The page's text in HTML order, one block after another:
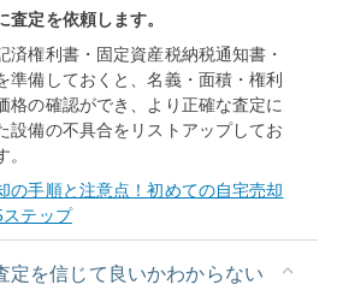
査定を依頼します。
済権利書・固定資産税納税通知書・
準備しておくと、名義・面積・権利
格の確認ができ、より正確な査定に
設備の不具合をリストアップしてお
の手順と注意点！初めての自宅売却
テップ
定を信じて良いかわからない